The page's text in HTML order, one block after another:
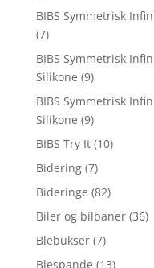
BIBS Symmetrisk
(7)
BIBS Symmetrisk
Silikone (9)
BIBS Symmetrisk
Silikone (9)
BIBS Try It (10)
Bidering (7)
Bideringe (82)
Biler og bilbaner (36)
Blebukser (7)
Blespande (13)